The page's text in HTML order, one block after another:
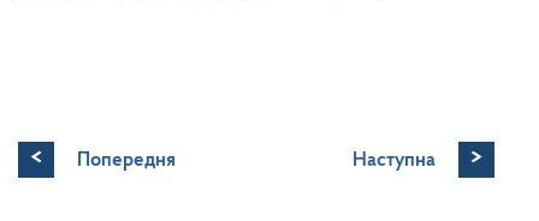
< Попередня Наступна >